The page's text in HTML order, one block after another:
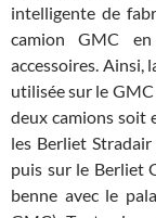
intelligente de
camion GMC
accessoires. Ainsi,
utilisée sur le
deux camions soit
les Berliet
puis sur le Berliet
benne avec le